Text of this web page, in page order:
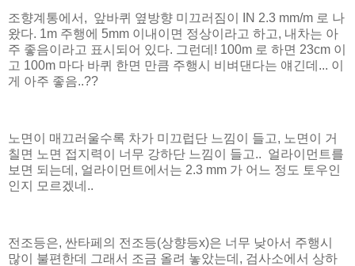
조향계통에서, 앞바퀴 옆방향 미끄러짐이 IN 2.3 mm/m 로 나
왔다. 1m 주행에 5mm 이내이면 정상이라고 하고, 내차는 아
주 좋음이라고 표시되어 있다. 그런데! 100m 로 하면 23cm 이
고 100m 마다 바퀴 한면 만큼 주행시 비벼댄다는 얘긴데... 이
게 아주 좋음..??
노면이 매끄러울수록 차가 미끄럽단 느낌이 들고, 노면이 거
칠면 노면 접지력이 너무 강하단 느낌이 들고.. 얼라이먼트를
보면 되는데, 얼라이먼트에서는 2.3 mm 가 어느 정도 토우인
인지 모르겠네..
전조등은, 싼타페의 전조등(상향등x)은 너무 낮아서 주행시
많이 불편한데 그래서 조금 올려 놓았는데, 검사소에서 상하